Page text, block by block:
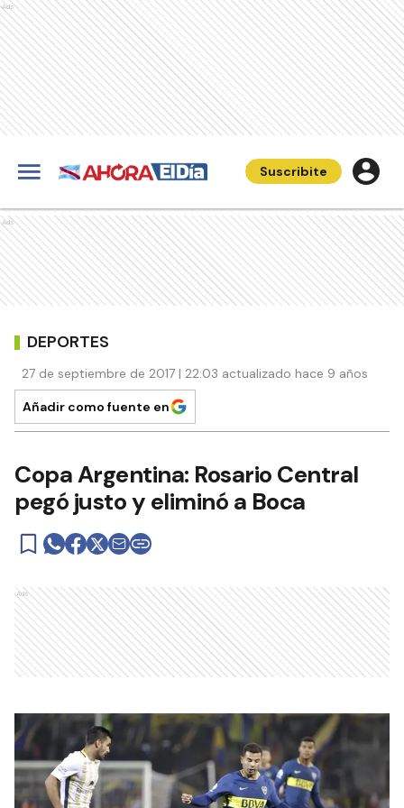
Ads
Suscribite
Ads
DEPORTES
27 de septiembre de 2017 | 22:03 actualizado hace 9 años
Añadir como fuente en
Copa Argentina: Rosario Central
pegó justo y eliminó a Boca
Ads